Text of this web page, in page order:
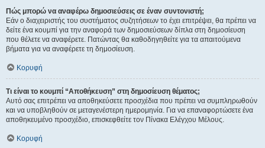
Πώς μπορώ να αναφέρω δημοσιεύσεις σε έναν συντονιστή;
Εάν ο διαχειριστής του συστήματος συζητήσεων το έχει επιτρέψει, θα πρέπει να
δείτε ένα κουμπί για την αναφορά των δημοσιεύσεων δίπλα στη δημοσίευση
που θέλετε να αναφέρετε. Πατώντας θα καθοδηγηθείτε για τα απαιτούμενα
βήματα για να αναφέρετε τη δημοσίευση.
Κορυφή
Τι είναι το κουμπί “Αποθήκευση” στη δημοσίευση θέματος;
Αυτό σας επιτρέπει να αποθηκεύσετε προσχέδια που πρέπει να συμπληρωθούν
και να υποβληθούν σε μεταγενέστερη ημερομηνία. Για να επαναφορτώσετε ένα
αποθηκευμένο προσχέδιο, επισκεφθείτε τον Πίνακα Ελέγχου Μέλους.
Κορυφή